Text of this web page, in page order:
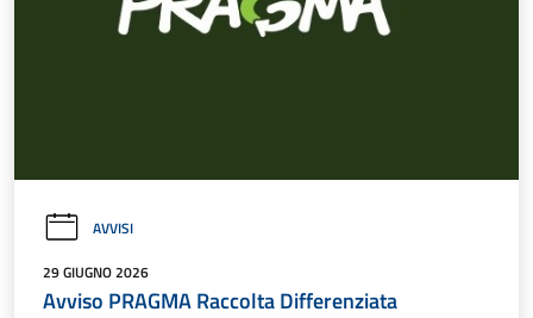
AVVISI
29 GIUGNO 2026
Avviso PRAGMA Raccolta Differenziata